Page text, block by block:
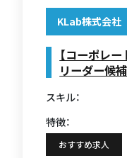
KLab株式会社
【コーポレ
リーダー候補
スキル：
特徴：
おすすめ求人